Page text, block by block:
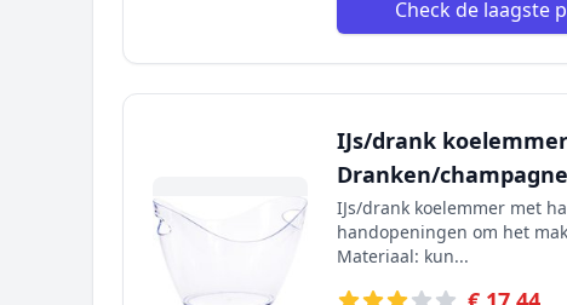
Check de laagste
IJs/drank
Dranken/
IJs/drank koelemmer met
handopeningen om het
Materiaal: kun...